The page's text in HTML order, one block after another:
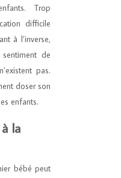
Trop
difficile
à l’inverse,
de
pas.
doser son
enfants.
la
bébé peut